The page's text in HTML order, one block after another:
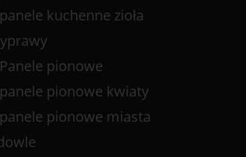
panele kuchenne zioła
Panele pionowe
panele pionowe kwiaty
panele pionowe miasta